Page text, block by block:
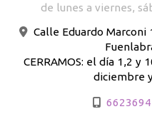
de lunes a viernes,
Calle Eduardo
CERRAMOS: el día 1,2
diciembre